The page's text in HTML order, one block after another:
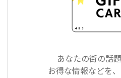
あなたの街の話
お得な情報などを